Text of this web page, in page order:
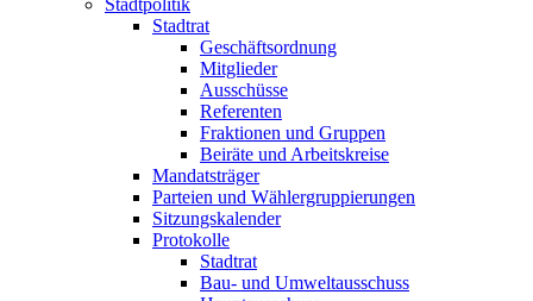
Stadtpolitik
Stadtrat
Geschäftsordnung
Mitglieder
Ausschüsse
Referenten
Fraktionen und Gruppen
Beiräte und Arbeitskreise
Mandatsträger
Parteien und Wählergruppierungen
Sitzungskalender
Protokolle
Stadtrat
Bau- und Umweltausschuss